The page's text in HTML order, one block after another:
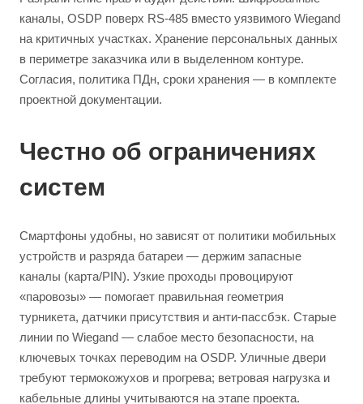
каналы, OSDP поверх RS-485 вместо уязвимого Wiegand
на критичных участках. Хранение персональных данных
в периметре заказчика или в выделенном контуре.
Согласия, политика ПДн, сроки хранения — в комплекте
проектной документации.
Честно об ограничениях
систем
Смартфоны удобны, но зависят от политики мобильных
устройств и разряда батареи — держим запасные
каналы (карта/PIN). Узкие проходы провоцируют
«паровозы» — помогает правильная геометрия
турникета, датчики присутствия и анти-пассбэк. Старые
линии по Wiegand — слабое место безопасности, на
ключевых точках переводим на OSDP. Уличные двери
требуют термокожухов и прогрева; ветровая нагрузка и
кабельные длины учитываются на этапе проекта.